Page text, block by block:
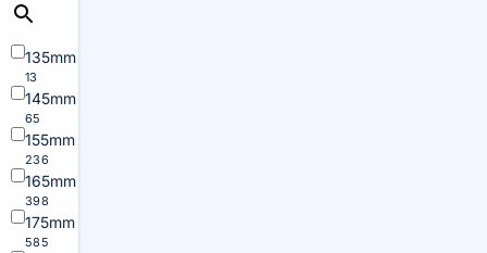
135mm
13
145mm
65
155mm
236
165mm
398
175mm
585